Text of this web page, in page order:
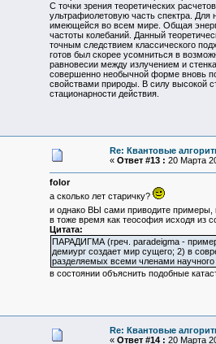
С точки зрения теоретических
ультрафиолетовую часть спектра.
имеющейся во всем мире. Общая
частоты колебаний. Данный
точным следствием классического
готов был скорее усомниться в
равновесии между излучением и
совершенно необычной форме вновь
свойствами природы. В силу высокой
стационарности действия.
Re: Квантовые
« Ответ #13 : 20 Марта
folor
а сколько лет старичку?
и однако ВЫ сами приводите примеры,
в тоже время как теософия исходя из
Цитата:
ПАРАДИГМА (греч. paradeigma -
демиург создает мир сущего; 2) в
разделяемых всеми членами научного
в состоянии объяснить подобные
Re: Квантовые
« Ответ #14 : 20 Марта